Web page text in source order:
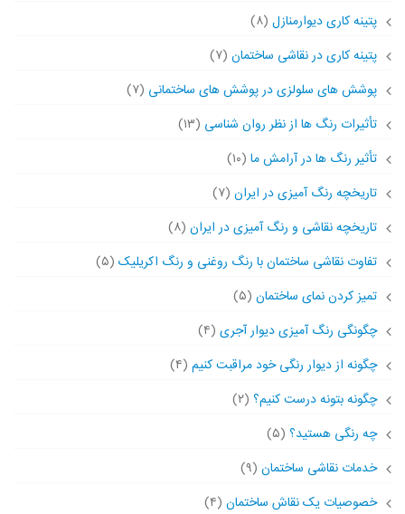
پتینه کاری دیوارمنازل (۸)
پتینه کاری در نقاشی ساختمان (۷)
پوشش های سلولزی در پوشش های ساختمانی (۷)
تأثیرات رنگ ها از نظر روان شناسی (۱۳)
تأثیر رنگ ها در آرامش ما (۱۰)
تاریخچه رنگ آمیزی در ایران (۷)
تاریخچه نقاشی و رنگ آمیزی در ایران (۸)
تفاوت نقاشی ساختمان با رنگ روغنی و رنگ اکریلیک (۵)
تمیز کردن نمای ساختمان (۵)
چگونگی رنگ آمیزی دیوار آجری (۴)
چگونه از دیوار رنگی خود مراقبت کنیم (۴)
چگونه بتونه درست کنیم؟ (۲)
چه رنگی هستید؟ (۵)
خدمات نقاشی ساختمان (۹)
خصوصیات یک نقاش ساختمان (۴)